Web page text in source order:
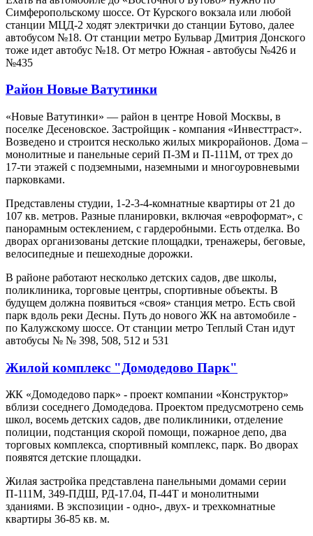
Симферопольскому шоссе. От Курского вокзала или любой
станции МЦД-2 ходят электрички до станции Бутово, далее
автобусом №18. От станции метро Бульвар Дмитрия Донского
тоже идет автобус №18. От метро Южная - автобусы №426 и
№435
Район Новые Ватутинки
«Новые Ватутинки» — район в центре Новой Москвы, в
поселке Десеновское. Застройщик - компания «Инвесттраст».
Возведено и строится несколько жилых микрорайонов. Дома –
монолитные и панельные серий П-3М и П-111М, от трех до
17-ти этажей с подземными, наземными и многоуровневыми
парковками.
Представлены студии, 1-2-3-4-комнатные квартиры от 21 до
107 кв. метров. Разные планировки, включая «евроформат», с
панорамным остеклением, с гардеробными. Есть отделка. Во
дворах организованы детские площадки, тренажеры, беговые,
велосипедные и пешеходные дорожки.
В районе работают несколько детских садов, две школы,
поликлиника, торговые центры, спортивные объекты. В
будущем должна появиться «своя» станция метро. Есть свой
парк вдоль реки Десны. Путь до нового ЖК на автомобиле -
по Калужскому шоссе. От станции метро Теплый Стан идут
автобусы № № 398, 508, 512 и 531
Жилой комплекс "Домодедово Парк"
ЖК «Домодедово парк» - проект компании «Конструктор»
вблизи соседнего Домодедова. Проектом предусмотрено семь
школ, восемь детских садов, две поликлиники, отделение
полиции, подстанция скорой помощи, пожарное депо, два
торговых комплекса, спортивный комплекс, парк. Во дворах
появятся детские площадки.
Жилая застройка представлена панельными домами серии
П-111М, 349-ПДШ, РД-17.04, П-44Т и монолитными
зданиями. В экспозиции - одно-, двух- и трехкомнатные
квартиры 36-85 кв. м.